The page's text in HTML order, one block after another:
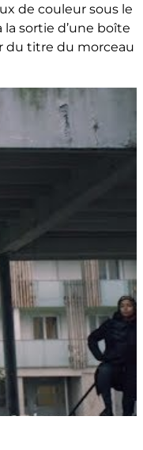
de couleur sous le
sortie d’une boîte
du titre du morceau